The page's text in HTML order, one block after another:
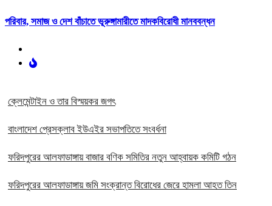
পরিবার, সমাজ ও দেশ বাঁচাতে ভূরুঙ্গামারীতে মাদকবিরোধী মানববন্ধন
ক্লেমেন্টাইন ও তার বিস্ময়কর জগৎ
বাংলাদেশ প্রেসক্লাব ইউএইর সভাপতিতে সংবর্ধনা
ফরিদপুরের আলফাডাঙ্গায় বাজার বণিক সমিতির নতুন আহ্বায়ক কমিটি গঠন
ফরিদপুরের আলফাডাঙ্গায় জমি সংক্রান্ত বিরোধের জেরে হামলা আহত তিন